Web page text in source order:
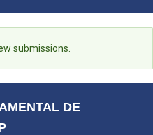
submissions.
DE